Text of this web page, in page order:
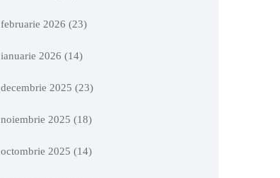
februarie 2026 (23)
ianuarie 2026 (14)
decembrie 2025 (23)
noiembrie 2025 (18)
octombrie 2025 (14)